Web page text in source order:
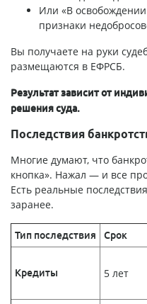
Или «В
признаки
Вы получаете на руки
размещаются в ЕФРСБ.
Результат зависит от
решения суда.
Последствия
Многие думают, что
кнопка». Нажал — и все
Есть реальные
заранее.
Тип последствия Срок
Кредиты 5 лет